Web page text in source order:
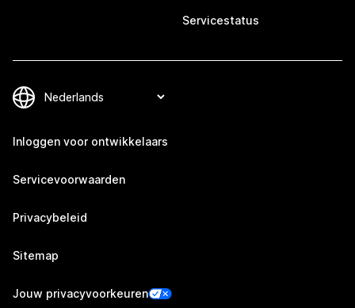
Servicestatus
Inloggen voor ontwikkelaars
Servicevoorwaarden
Privacybeleid
Sitemap
Jouw privacyvoorkeuren